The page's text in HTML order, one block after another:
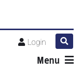
Login
Menu